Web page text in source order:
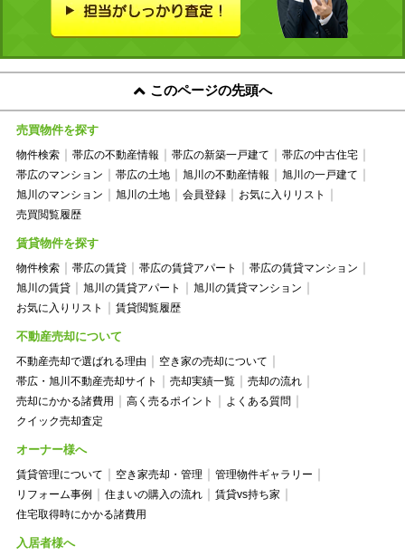
このページの先頭へ
売買物件を探す
物件検索 帯広の不動産情報 帯広の新築一戸建て
帯広の中古住宅
帯広のマンション
帯広の土地 旭川の不動産情報
旭川の一戸建て
旭川のマンション
旭川の土地 会員登録
お気に入りリスト
売買閲覧履歴
賃貸物件を探す
物件検索 帯広の賃貸 帯広の賃貸アパート
帯広の賃貸マンション
旭川の賃貸
旭川の賃貸アパート
旭川の賃貸マンション
お気に入りリスト
賃貸閲覧履歴
不動産売却について
不動産売却で選ばれる理由
空き家の売却について
帯広・旭川不動産売却サイト
売却実績一覧
売却の流れ
売却にかかる諸費用
高く売るポイント
よくある質問
クイック売却査定
オーナー様へ
賃貸管理について 空き家売却・管理
管理物件ギャラリー
リフォーム事例
住まいの購入の流れ
賃貸vs持ち家
住宅取得時にかかる諸費用
入居者様へ